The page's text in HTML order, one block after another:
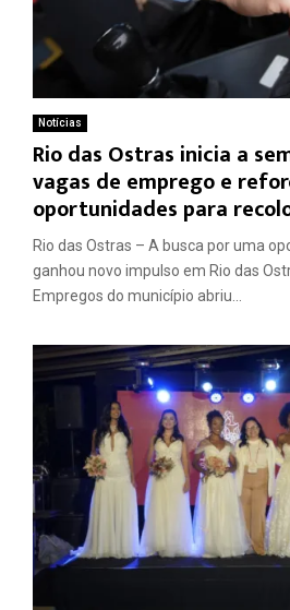
Notícias
Rio das Ostras inicia a
vagas de emprego e
oportunidades para
Rio das Ostras – A busca por uma
ganhou novo impulso em Rio das
Empregos do município abriu...